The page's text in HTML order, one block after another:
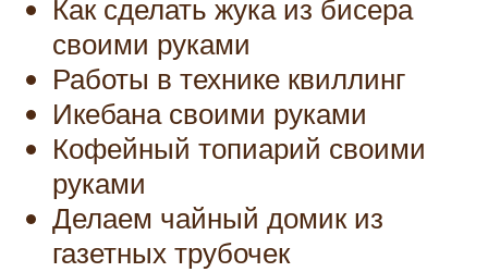
Как сделать жука из бисера
своими руками
Работы в технике квиллинг
Икебана своими руками
Кофейный топиарий своими
руками
Делаем чайный домик из
газетных трубочек